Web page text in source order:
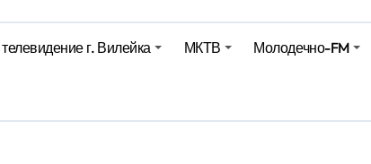
08 2026
08 20
г. Вилейка МКТВ Молодечно-FM